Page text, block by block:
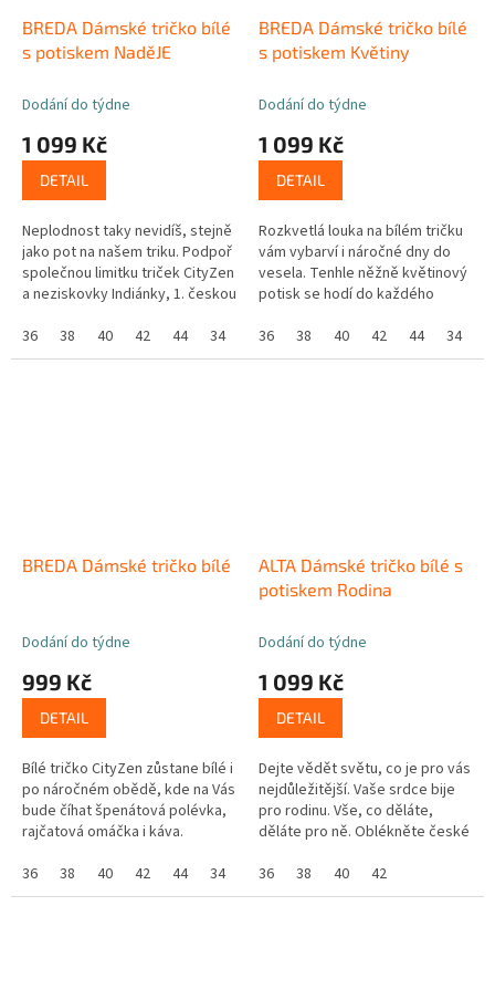
BREDA Dámské tričko bílé
s potiskem NaděJE
Dodání do týdne
1 099 Kč
DETAIL
Neplodnost taky nevidíš, stejně
jako pot na našem triku. Podpoř
společnou limitku triček CityZen
a neziskovky Indiánky, 1. českou
Vždycky. ...
36 38 40 42 44 34
BREDA Dámské tričko bílé
s potiskem Květiny
Dodání do týdne
1 099 Kč
DETAIL
Rozkvetlá louka na bílém tričku
vám vybarví i náročné dny do
vesela. Tenhle něžně květinový
potisk se hodí do každého
36
38 40 42 44 34
BREDA Dámské tričko bílé
Dodání do týdne
999 Kč
DETAIL
Bílé tričko CityZen zůstane bílé i
po náročném obědě, kde na Vás
bude číhat špenátová polévka,
rajčatová omáčka i káva.
sklepete a po nepříjemných...
36 38 40 42 44 34
ALTA Dámské tričko bílé s
potiskem Rodina
Dodání do týdne
1 099 Kč
DETAIL
Dejte vědět světu, co je pro vás
nejdůležitější. Vaše srdce bije
pro rodinu. Vše, co děláte,
děláte pro ně. Oblékněte české
unikátní technologií....
36 38 40 42